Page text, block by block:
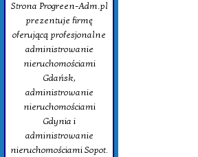
Strona Progreen-Adm.pl
prezentuje firmę
oferującą profesjonalne
administrowanie
nieruchomościami
Gdańsk,
administrowanie
nieruchomościami
Gdynia i
administrowanie
nieruchomościami Sopot.